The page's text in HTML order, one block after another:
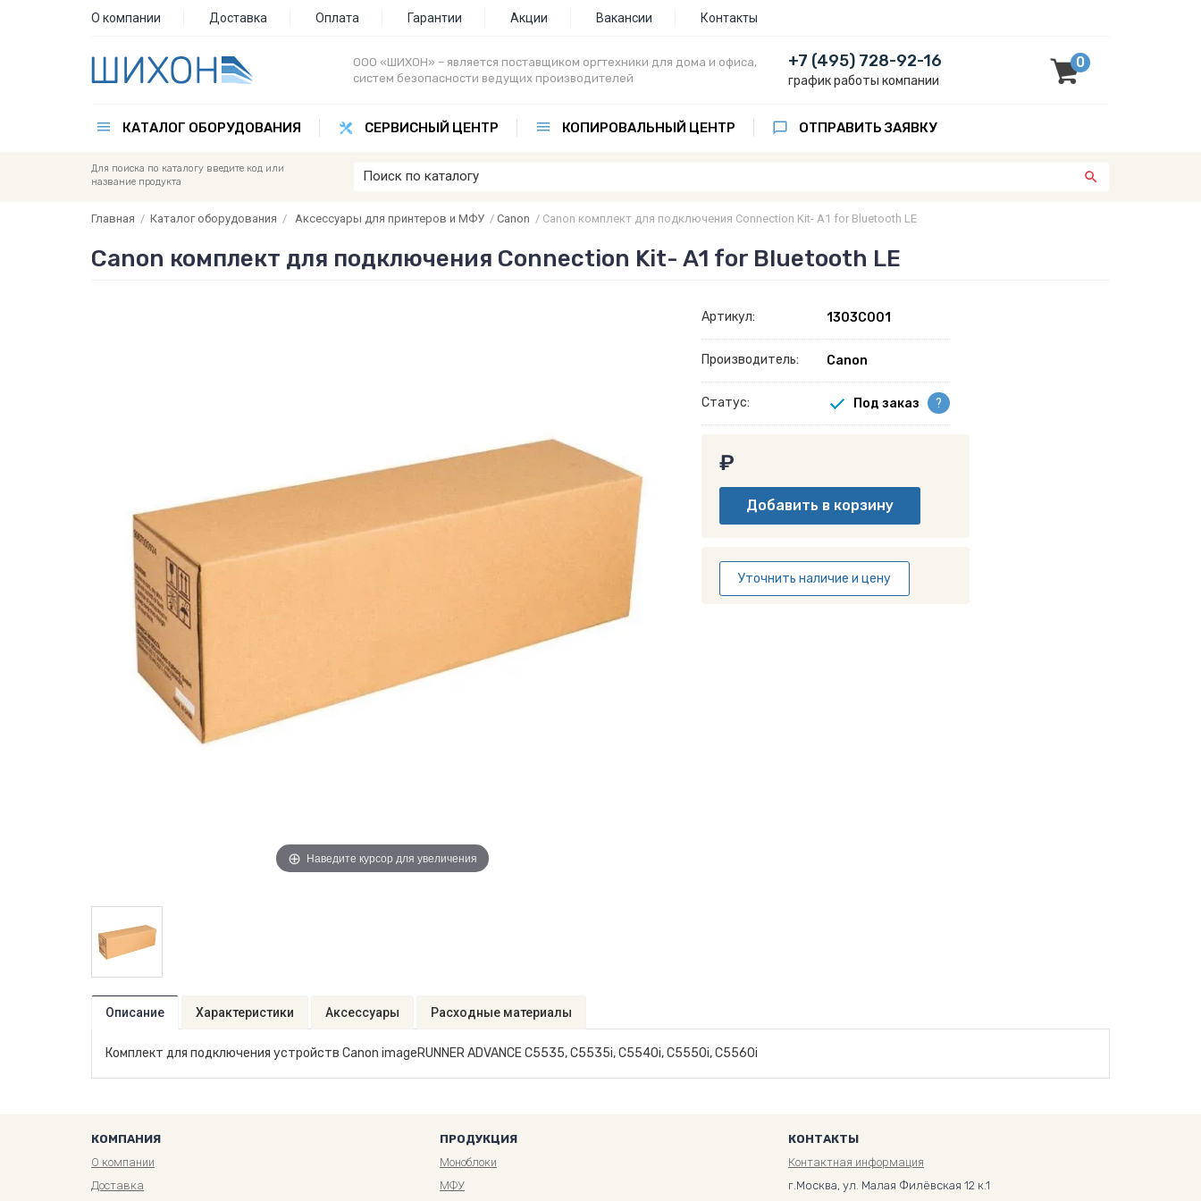
О компании Доставка Оплата Гарантии Акции Вакансии Контакты
ООО «ШИХОН» – является поставщиком оргтехники для дома и офиса,
систем безопасности ведущих производителей
+7 (495) 728-92-16
график работы компании
0
КАТАЛОГ ОБОРУДОВАНИЯ СЕРВИСНЫЙ ЦЕНТР КОПИРОВАЛЬНЫЙ ЦЕНТР ОТПРАВИТЬ ЗАЯВКУ
Для поиска по каталогу введите код или
название продукта
Главная / Каталог оборудования / Аксессуары для принтеров и МФУ / Canon / Canon комплект для подключения Connection Kit- A1 for Bluetooth LE
Canon комплект для подключения Connection Kit- A1 for Bluetooth LE
Наведите курсор для увеличения
Артикул: 1303C001
Производитель: Canon
Статус: Под заказ ?
₽
Уточнить наличие и цену
Описание Характеристики Аксессуары Расходные материалы
Комплект для подключения устройств Canon imageRUNNER ADVANCE C5535, C5535i, C5540i, C5550i, C5560i
КОМПАНИЯ
О компании
Доставка
ПРОДУКЦИЯ
Моноблоки
МФУ
КОНТАКТЫ
Контактная информация
г.Москва, ул. Малая Филёвская 12 к.1